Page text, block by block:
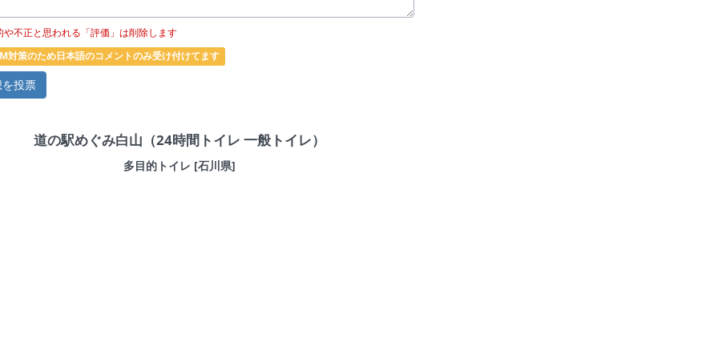
や不正と思われる「評価」は削除します
対策のため日本語のコメントのみ受け付けてます
道の駅めぐみ白山（24時間トイレ 一般トイレ）
多目的トイレ [石川県]